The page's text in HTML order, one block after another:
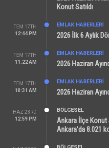
Konut Satıldı
TEM 17TH
12:44 PM
EMLAK HABERLERI
2026 İlk 6 Aylık
TEM 17TH
11:22 AM
EMLAK HABERLERI
2026 Haziran
TEM 17TH
10:31 AM
EMLAK HABERLERI
2026 Haziran
HAZ 23RD
12:59 PM
BÖLGESEL
Ankara İlçe Konut
Ankara’da 8.021